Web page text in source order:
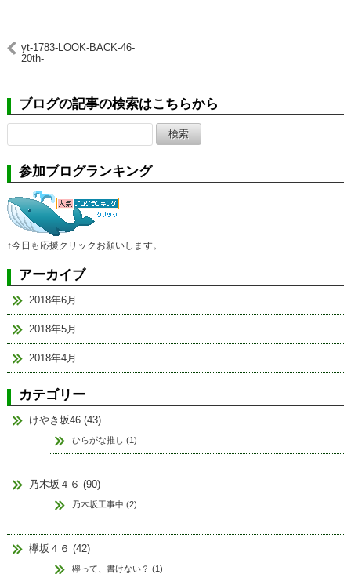
yt-1783-LOOK-BACK-46-
20th-
ブログの記事の検索はこちらから
索:
参加ブログランキング
↑今日も応援クリックお願いします。
アーカイブ
2018年6月
2018年5月
2018年4月
カテゴリー
けやき坂46 (43)
ひらがな推し (1)
乃木坂４６ (90)
乃木坂工事中 (2)
欅坂４６ (42)
欅って、書けない？ (1)